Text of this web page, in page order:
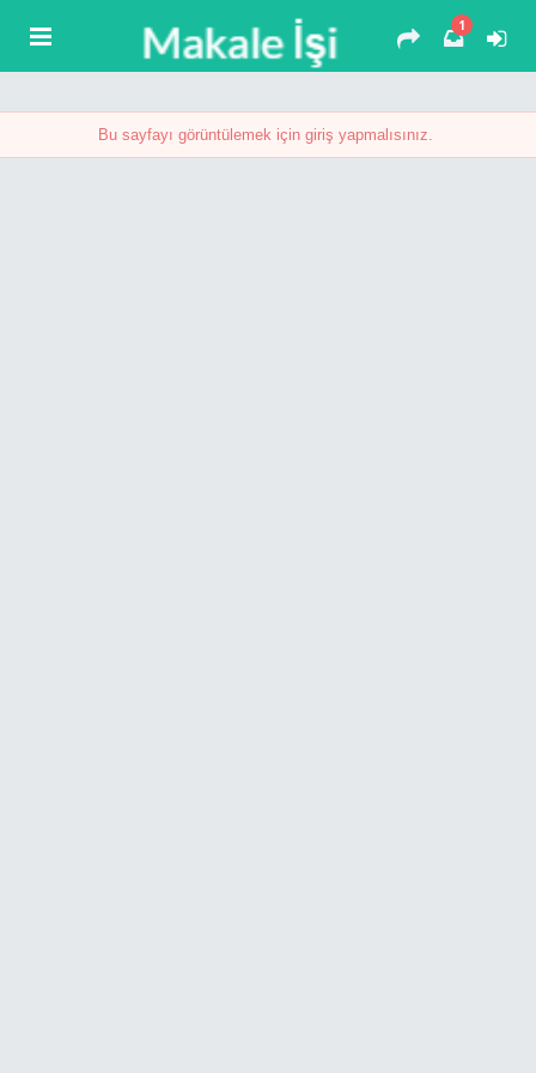
1
Bu sayfayı görüntülemek için giriş yapmalısınız.